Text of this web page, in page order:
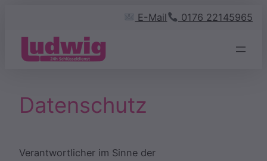
springen
E-Mail 0176 22145965
Datenschutz
Verantwortlicher im Sinne der